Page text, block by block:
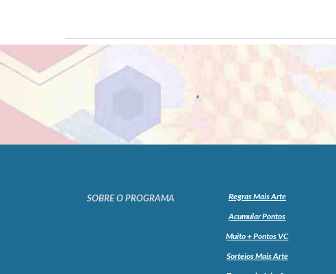
SOBRE O PROGRAMA
Regras Mais Arte
Acumular Pontos
Muito + Pontos VC
Sorteios Mais Arte